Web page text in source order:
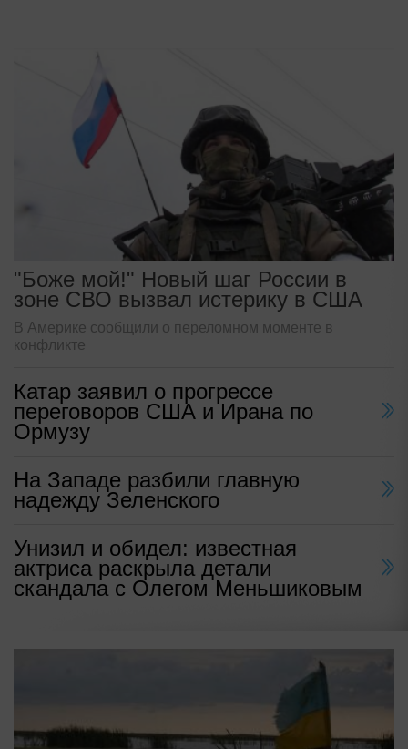
"Боже мой!" Новый шаг России в
зоне СВО вызвал истерику в США
В Америке сообщили о переломном моменте в
конфликте
Катар заявил о прогрессе
переговоров США и Ирана по
Ормузу
На Западе разбили главную
надежду Зеленского
Унизил и обидел: известная
актриса раскрыла детали
скандала с Олегом Меньшиковым